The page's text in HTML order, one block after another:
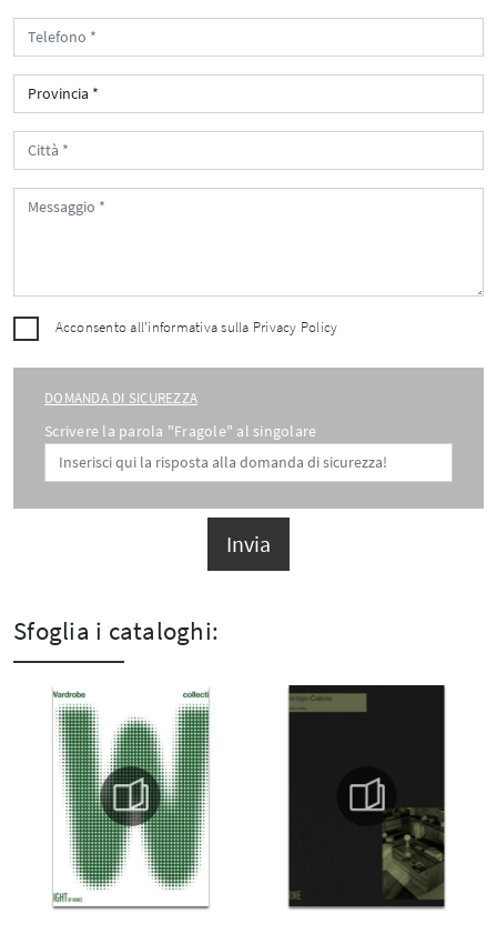
Acconsento all'informativa sulla Privacy Policy
DOMANDA DI SICUREZZA
Scrivere la parola "Fragole" al singolare
Invia
Sfoglia i cataloghi: